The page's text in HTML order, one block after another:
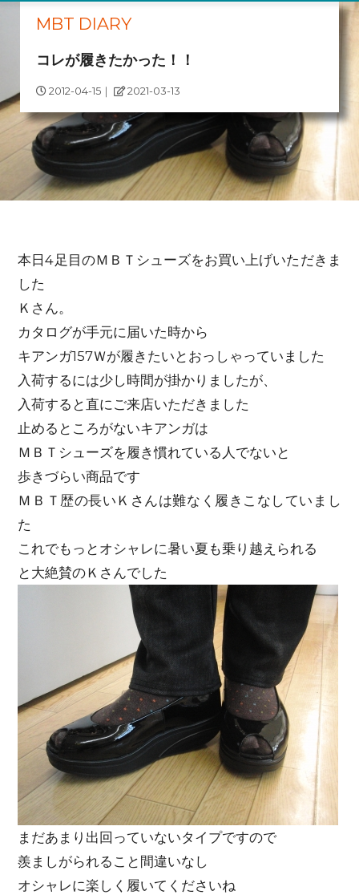
MBT DIARY
コレが履きたかった！！
2012-04-15 ｜ 2021-03-13
本日4足目のＭＢＴシューズをお買い上げいただきま
した
Ｋさん。
カタログが手元に届いた時から
キアンガ157Ｗが履きたいとおっしゃっていました
入荷するには少し時間が掛かりましたが、
入荷すると直にご来店いただきました
止めるところがないキアンガは
ＭＢＴシューズを履き慣れている人でないと
歩きづらい商品です
ＭＢＴ歴の長いＫさんは難なく履きこなしていまし
た
これでもっとオシャレに暑い夏も乗り越えられる
と大絶賛のＫさんでした
まだあまり出回っていないタイプですので
羨ましがられること間違いなし
オシャレに楽しく履いてくださいね